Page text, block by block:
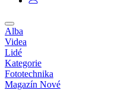
Alba
Videa
Lidé
Kategorie
Fototechnika
Magazín Nové